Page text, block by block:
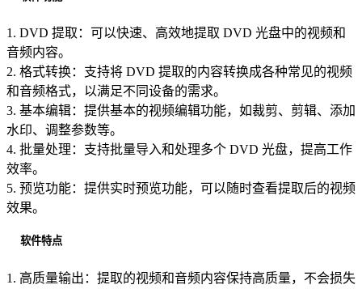
1. DVD 提取：可以快速、高效地提取 DVD 光盘中的视频和
音频内容。
2. 格式转换：支持将 DVD 提取的内容转换成各种常见的视频
和音频格式，以满足不同设备的需求。
3. 基本编辑：提供基本的视频编辑功能，如裁剪、剪辑、添加
水印、调整参数等。
4. 批量处理：支持批量导入和处理多个 DVD 光盘，提高工作
效率。
5. 预览功能：提供实时预览功能，可以随时查看提取后的视频
效果。
软件特点
1. 高质量输出：提取的视频和音频内容保持高质量，不会损失